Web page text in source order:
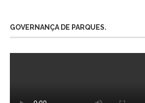
GOVERNANÇA DE PARQUES.